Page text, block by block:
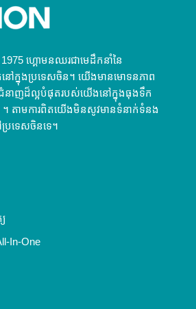
1975 ហ្គោមនឈរជាមេដឹកនាំនៃ
ៅក្នុងប្រទេសចិន។ យើងមានមោទនភាព
ាញដ៏ល្អបំផុតរបស់យើងនៅក្នុងធុងទឹក
។ តាមការពិតយើងមិនសូវមានទំនាក់ទំនង
ប្រទេសចិនទេ។
In-One